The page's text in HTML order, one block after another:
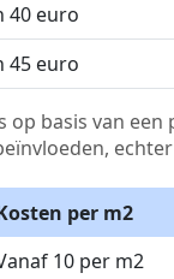
40 euro
45 euro
basis van een
per m2
10 per m2